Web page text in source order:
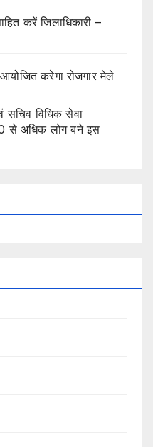
करें जिलाधिकारी –
करेगा रोजगार मेले
सचिव विधिक सेवा
से अधिक लोग बने इस